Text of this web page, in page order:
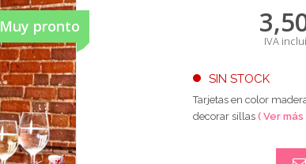
Muy pronto
IVA
SIN STOCK
Tarjetas en color
decorar sillas ( Ver más